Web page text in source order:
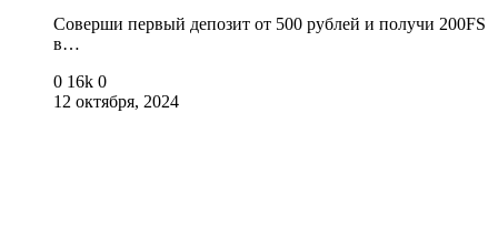
Соверши первый депозит от 500 рублей и получи 200FS
в…
0 16k 0
12 октября, 2024